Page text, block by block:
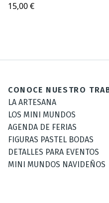
madera
15,00 €
CONOCE NUESTRO
LA ARTESANA
LOS MINI MUNDOS
AGENDA DE FERIAS
FIGURAS PASTEL BODAS
DETALLES PARA EVENTOS
MINI MUNDOS NAVIDEÑOS